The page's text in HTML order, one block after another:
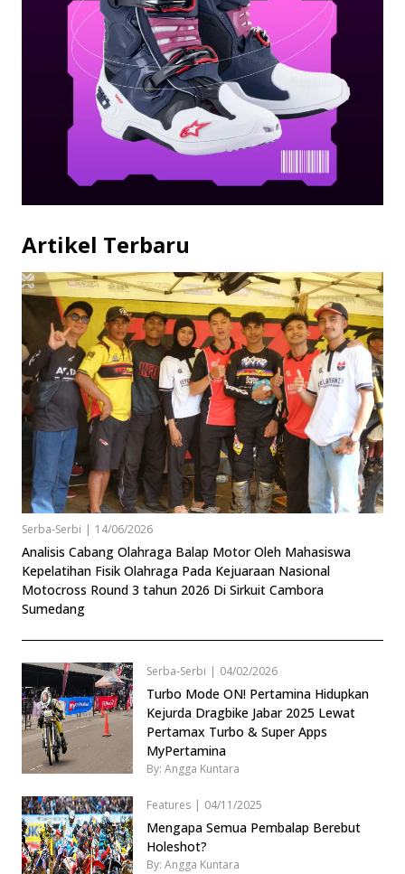
Artikel Terbaru
Serba-Serbi | 14/06/2026
Analisis Cabang Olahraga Balap Motor Oleh Mahasiswa
Kepelatihan Fisik Olahraga Pada Kejuaraan Nasional
Motocross Round 3 tahun 2026 Di Sirkuit Cambora
Sumedang
Serba-Serbi | 04/02/2026
Turbo Mode ON! Pertamina Hidupkan
Kejurda Dragbike Jabar 2025 Lewat
Pertamax Turbo & Super Apps
MyPertamina
By: Angga Kuntara
Features | 04/11/2025
Mengapa Semua Pembalap Berebut
Holeshot?
By: Angga Kuntara